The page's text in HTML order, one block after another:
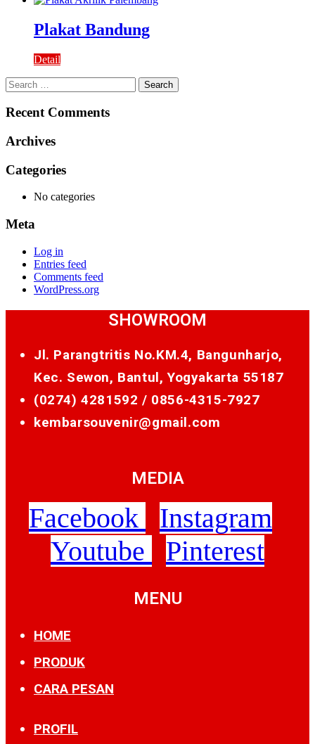
Plakat Bandung
Detail
Search
for:
Recent Comments
Archives
Categories
No categories
Meta
Log in
Entries feed
Comments feed
WordPress.org
SHOWROOM
Jl. Parangtritis No.KM.4, Bangunharjo,
Kec. Sewon, Bantul, Yogyakarta 55187
(0274) 4281592 / 0856-4315-7927
kembarsouvenir@gmail.com
MEDIA
Facebook
Instagram
Youtube
Pinterest
MENU
HOME
PRODUK
CARA PESAN
PROFIL